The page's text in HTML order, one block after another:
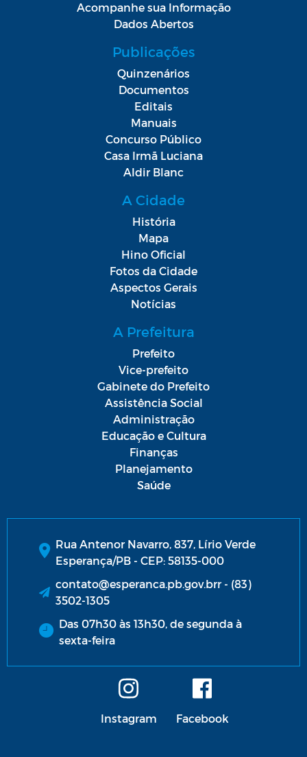
Acompanhe sua Informação
Dados Abertos
Publicações
Quinzenários
Documentos
Editais
Manuais
Concurso Público
Casa Irmã Luciana
Aldir Blanc
A Cidade
História
Mapa
Hino Oficial
Fotos da Cidade
Aspectos Gerais
Notícias
A Prefeitura
Prefeito
Vice-prefeito
Gabinete do Prefeito
Assistência Social
Administração
Educação e Cultura
Finanças
Planejamento
Saúde
Rua Antenor Navarro, 837, Lírio Verde
Esperança/PB - CEP: 58135-000
contato@esperanca.pb.gov.brr - (83)
3502-1305
Das 07h30 às 13h30, de segunda à
sexta-feira
Instagram Facebook